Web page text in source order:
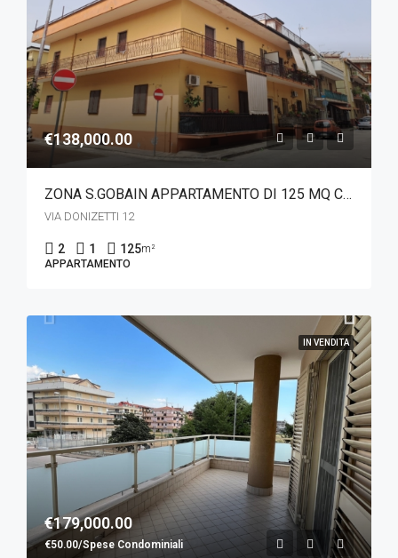
€138,000.00
ZONA S.GOBAIN APPARTAMENTO DI 125 MQ CON POSTO AUTO
VIA DONIZETTI 12
2 1 125m²
APPARTAMENTO
IN VENDITA
€179,000.00
€50.00/Spese Condominiali